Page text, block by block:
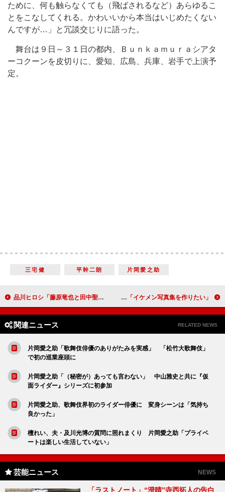
ために、何も触らなくても（飛ばされるなど）あらゆるこ
とをこなしてくれる。かわいいから本当はいじめたくない
んですが…」と冗談交じりに語った。
舞台は９日～３１日の都内、Ｂｕｎｋａｍｕｒａシアタ
ーコクーンを皮切りに、愛知、広島、兵庫、岩手で上演予
定。
三宅健 平幹二朗 片岡愛之助
品川ヒロシ「藤原竜也と田中聖の間で心が揺れた」 小杉竜一「俺にはなかった」と不満顔 能年玲奈が１ｓｔフォトブックを発売 次回作は「イケメン写真集を作りたい」
関連ニュース RELATED NEWS
片岡愛之助「歌舞伎俳優のありがたみを実感」 「松竹大歌舞伎」
で初の巡業座頭に
片岡愛之助「（秘密が）あっても言わない」 中山雅史と共に『仮
面ライダー』シリーズに初参加
片岡愛之助、歌舞伎界初のライダー俳優に 変身シーンは「気持ち
良かった」
檀れい、夫・及川光博の質問に照れまくり 片岡愛之助「プライベ
ートは楽しい生活していない」
芸能ニュース NEWS
「ラストノート」“澄晴”寺西拓人の告白